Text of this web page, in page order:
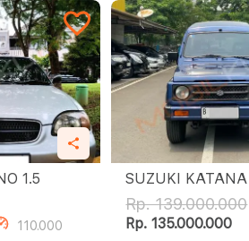
SUZUKI BALENO 1.5
110.000
Rp. 139.000.000
Rp. 135.000.000